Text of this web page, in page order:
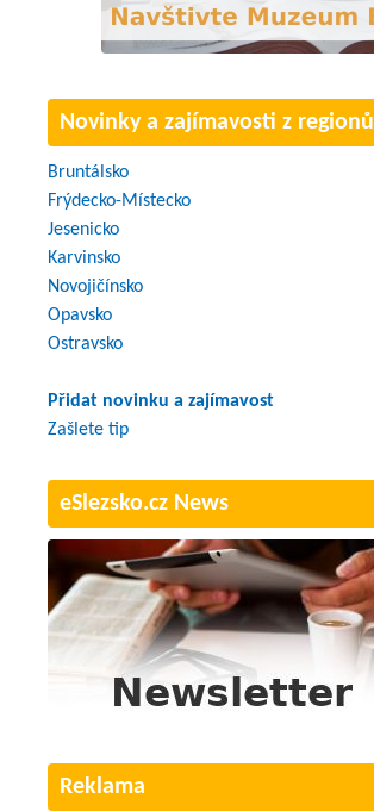
Novinky a zajímavosti z regionů
Bruntálsko
Frýdecko-Místecko
Jesenicko
Karvinsko
Novojičínsko
Opavsko
Ostravsko
Přidat novinku a zajímavost
Zašlete tip
eSlezsko.cz News
Reklama